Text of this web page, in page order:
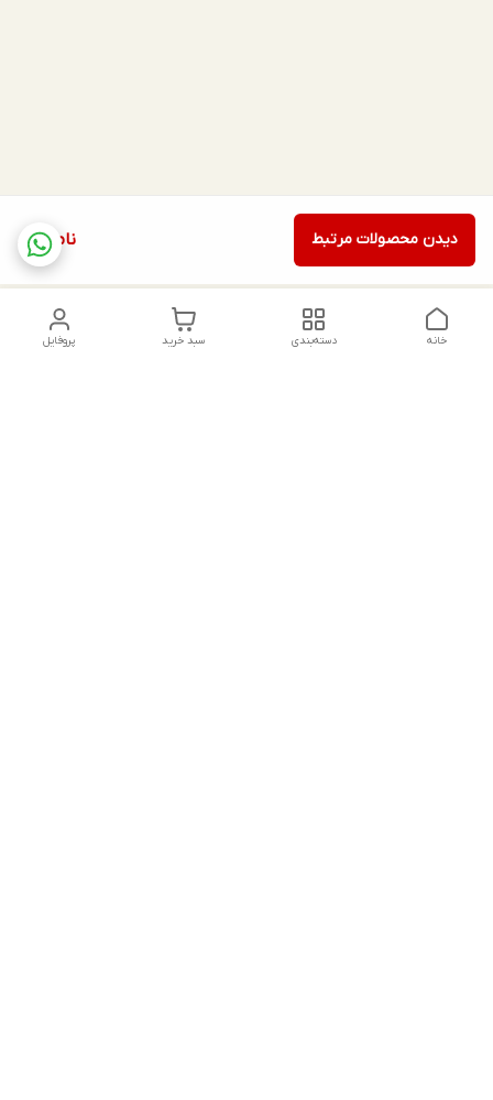
ناموجود دیدن محصولات مرتبط
پروفایل سبد خرید دسته‌بندی خانه